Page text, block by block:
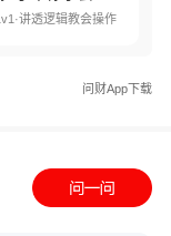
讲透逻辑教会操作
问财App下载